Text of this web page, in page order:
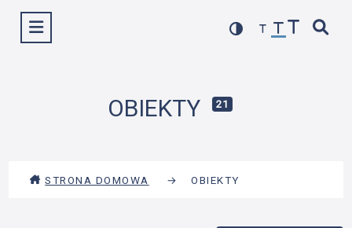
Wyświetl menu
OBIEKTY 21
STRONA DOMOWA → OBIEKTY